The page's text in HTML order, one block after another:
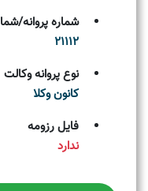
شماره پروانه/
21112
نوع پروانه وکالت
کانون وکلا
فایل رزومه
ندارد